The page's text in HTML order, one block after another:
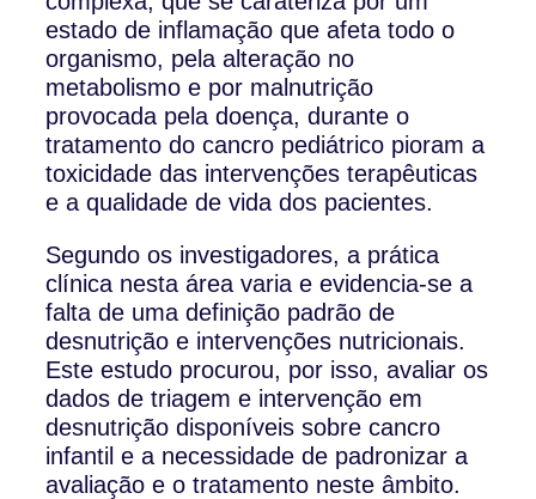
estado de inflamação que afeta todo o
organismo, pela alteração no
metabolismo e por malnutrição
provocada pela doença, durante o
tratamento do cancro pediátrico pioram a
toxicidade das intervenções terapêuticas
e a qualidade de vida dos pacientes.
Segundo os investigadores, a prática
clínica nesta área varia e evidencia-se a
falta de uma definição padrão de
desnutrição e intervenções nutricionais.
Este estudo procurou, por isso, avaliar os
dados de triagem e intervenção em
desnutrição disponíveis sobre cancro
infantil e a necessidade de padronizar a
avaliação e o tratamento neste âmbito.